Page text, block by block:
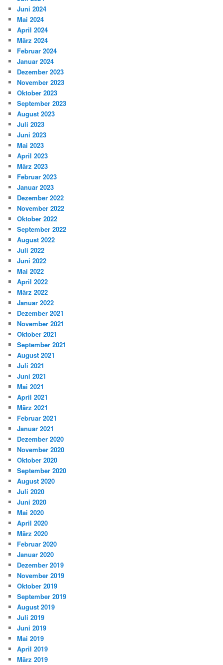
Juni 2024
Mai 2024
April 2024
März 2024
Februar 2024
Januar 2024
Dezember 2023
November 2023
Oktober 2023
September 2023
August 2023
Juli 2023
Juni 2023
Mai 2023
April 2023
März 2023
Februar 2023
Januar 2023
Dezember 2022
November 2022
Oktober 2022
September 2022
August 2022
Juli 2022
Juni 2022
Mai 2022
April 2022
März 2022
Januar 2022
Dezember 2021
November 2021
Oktober 2021
September 2021
August 2021
Juli 2021
Juni 2021
Mai 2021
April 2021
März 2021
Februar 2021
Januar 2021
Dezember 2020
November 2020
Oktober 2020
September 2020
August 2020
Juli 2020
Juni 2020
Mai 2020
April 2020
März 2020
Februar 2020
Januar 2020
Dezember 2019
November 2019
Oktober 2019
September 2019
August 2019
Juli 2019
Juni 2019
Mai 2019
April 2019
März 2019